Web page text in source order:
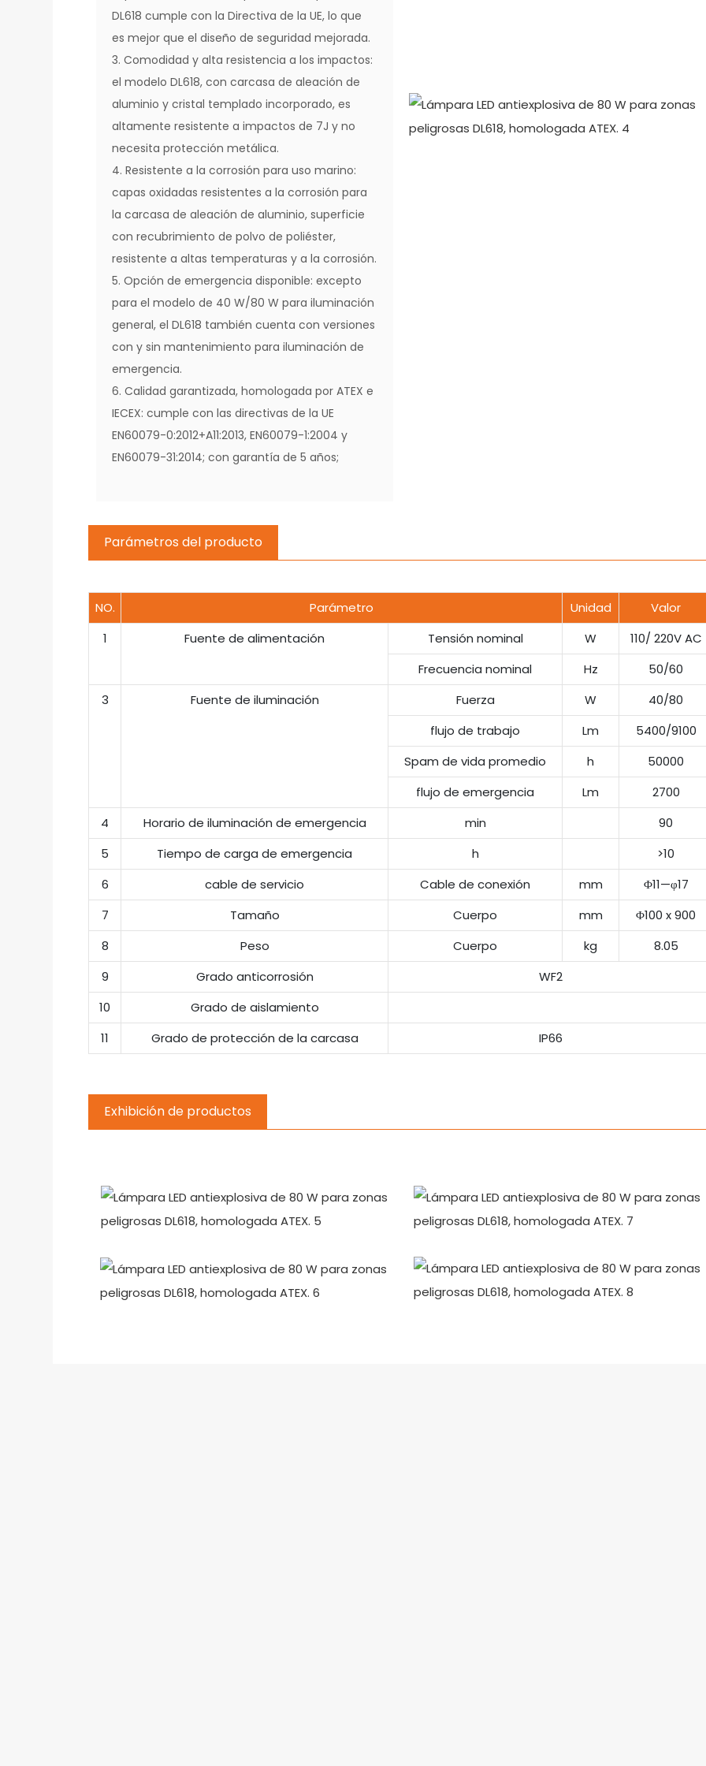
DL618 cumple con la Directiva de la UE, lo que
es mejor que el diseño de seguridad mejorada.
3. Comodidad y alta resistencia a los impactos:
el modelo DL618, con carcasa de aleación de
aluminio y cristal templado incorporado, es
altamente resistente a impactos de 7J y no
necesita protección metálica.
4. Resistente a la corrosión para uso marino:
capas oxidadas resistentes a la corrosión para
la carcasa de aleación de aluminio, superficie
con recubrimiento de polvo de poliéster,
resistente a altas temperaturas y a la corrosión.
5. Opción de emergencia disponible: excepto
para el modelo de 40 W/80 W para iluminación
general, el DL618 también cuenta con versiones
con y sin mantenimiento para iluminación de
emergencia.
6. Calidad garantizada, homologada por ATEX e
IECEX: cumple con las directivas de la UE
EN60079-0:2012+A11:2013, EN60079-1:2004 y
EN60079-31:2014; con garantía de 5 años;
Parámetros del producto
NO. Parámetro Unidad
Valor
1
Fuente de alimentación Tensión nominal W
110/ 220V AC
Frecuencia nominal
Hz
50/60
3
Fuente de iluminación Fuerza W
40/80
flujo de trabajo
Lm
5400/9100
Spam de vida promedio
h
50000
flujo de emergencia
Lm
2700
4
Horario de iluminación de emergencia min
90
5
Tiempo de carga de emergencia h
>10
6
cable de servicio Cable de conexión mm
Φ11—φ17
7
Tamaño Cuerpo mm
Φ100 x 900
8
Peso Cuerpo kg
8.05
9
Grado anticorrosión
WF2
10
Grado de aislamiento
11
Grado de protección de la carcasa IP66
Exhibición de productos